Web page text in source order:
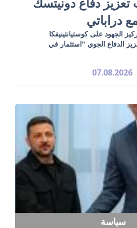
دراباتي
الجهود على كوستيانتينيفكا
الدفاع الجوي "استثمار في
07.08.2026
سياسة